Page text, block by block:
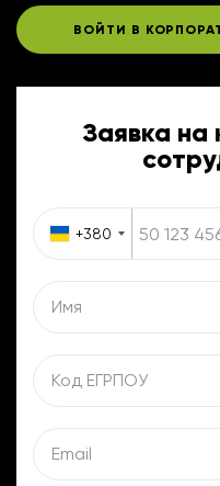
ВОЙТИ В
Заявка на
+380